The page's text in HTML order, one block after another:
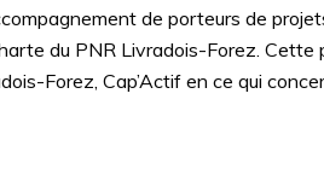
de porteurs de
du PNR Livradois-Forez. Cette
Forez, Cap’Actif en ce qui